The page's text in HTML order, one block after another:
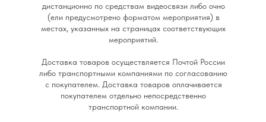
дистанционно по средствам видеосвязи либо очно
(ели предусмотрено форматом мероприятия) в
местах, указанных на страницах соответствующих
мероприятий.
Доставка товаров осуществляется Почтой России
либо транспортными компаниями по согласованию
с покупателем. Доставка товаров оплачивается
покупателем отдельно непосредственно
транспортной компании.